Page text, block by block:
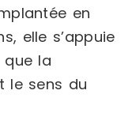
en
elle s’appuie
la
le sens du